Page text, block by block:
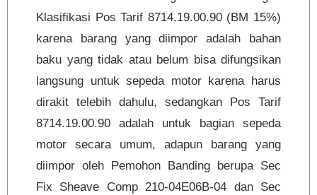
Klasifikasi Pos Tarif 8714.19.00.90 (BM 15%)
karena barang yang diimpor adalah bahan
baku yang tidak atau belum bisa difungsikan
langsung untuk sepeda motor karena harus
dirakit telebih dahulu, sedangkan Pos Tarif
8714.19.00.90 adalah untuk bagian sepeda
motor secara umum, adapun barang yang
diimpor oleh Pemohon Banding berupa Sec
Fix Sheave Comp 210-04E06B-04 dan Sec